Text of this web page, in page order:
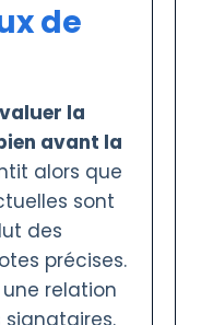
de
la
avant la
alors que
sont
des
précises.
relation